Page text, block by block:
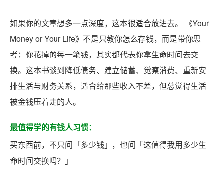
如果你的文章想多一点深度，这本很适合放进去。 《Your
Money or Your Life》不是只教你怎么存钱，而是带你思
考：你花掉的每一笔钱，其实都代表你拿生命时间去交
换。这本书谈到降低债务、建立储蓄、觉察消费、重新安
排生活与财务关系，适合给那些收入不差，但总觉得生活
被金钱压着走的人。
最值得学的有钱人习惯：
买东西前，不只问「多少钱」，也问「这值得我用多少生
命时间交换吗？」